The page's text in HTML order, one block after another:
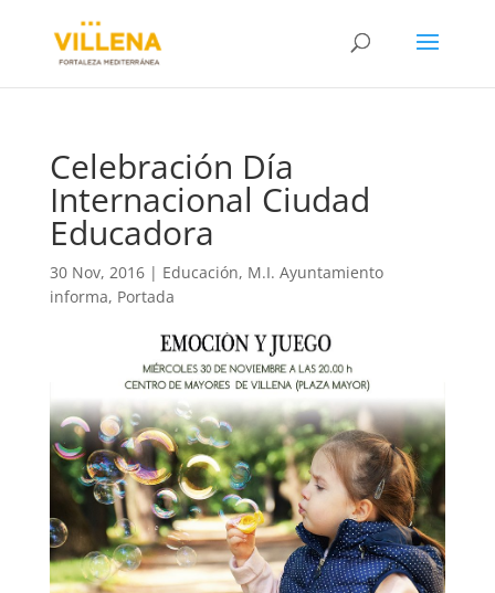
Celebración Día
Internacional Ciudad
Educadora
30 Nov, 2016| Educación, M.I. Ayuntamiento
informa, Portada